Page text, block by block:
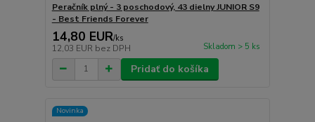
Peračník plný - 3 poschodový, 43 dielny JUNIOR S9
- Best Friends Forever
14,80 EUR/ks
12,03 EUR bez DPH Skladom > 5 ks
Pridať do košíka
Novinka